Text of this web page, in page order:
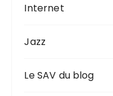
Internet
Jazz
Le SAV du blog